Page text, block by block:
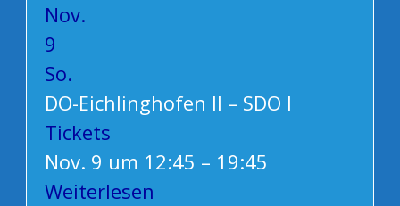
Nov.
9
So.
DO-Eichlinghofen II – SDO I
Tickets
Nov. 9 um 12:45 – 19:45
Weiterlesen